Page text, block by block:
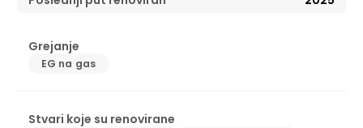
Grejanje
EG na gas
Stvari koje su renovirane